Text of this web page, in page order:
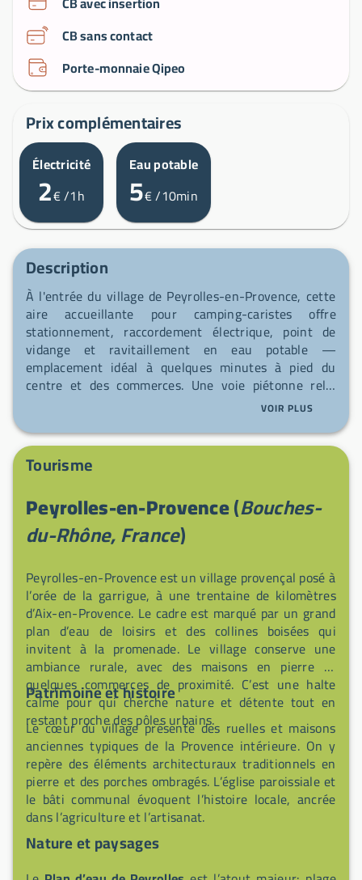
CB sans contact
Porte-monnaie Qipeo
Prix complémentaires
Électricité
2€/1h
Eau potable
5€/10min
Description
À l'entrée du village de Peyrolles-en-Provence, cette
aire accueillante pour camping-caristes offre
stationnement, raccordement électrique, point de
vidange et ravitaillement en eau potable —
emplacement idéal à quelques minutes à pied du
centre et des commerces. Une voie piétonne relie
l'aire au Lac de Peyrolles en environ 15 minutes,
sports nautiques, parcours de santé et zone fitness) ;
un boulodrome se trouve juste à côté. Pour les
randonneurs, le sentier de découverte du Loubatas
provençale. La vie locale est animée : marché le
mercredi sur la place de la Poste, marché de primeurs
le samedi dans la rue de l'Horloge, marché des
Pommiers — souvent accompagnés d'animations
musicales. La commune organise aussi rallyes et
expositions de véhicules anciens, marchés aux puces
réguliers et les soirées festives et culturelles des
"Nuits du Château".
VOIR PLUS
Tourisme
Peyrolles-en-Provence(Bouches-
du-Rhône, France)
Peyrolles-en-Provence est un village provençal posé à
l’orée de la garrigue, à une trentaine de kilomètres
d’Aix-en-Provence. Le cadre est marqué par un grand
plan d’eau de loisirs et des collines boisées qui
invitent à la promenade. Le village conserve une
ambiance rurale, avec des maisons en pierre et
quelques commerces de proximité. C’est une halte
calme pour qui cherche nature et détente tout en
restant proche des pôles urbains.
Patrimoine et histoire
Le cœur du village présente des ruelles et maisons
anciennes typiques de la Provence intérieure. On y
repère des éléments architecturaux traditionnels en
pierre et des porches ombragés. L’église paroissiale et
le bâti communal évoquent l’histoire locale, ancrée
dans l’agriculture et l’artisanat.
Nature et paysages